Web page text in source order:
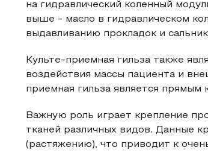
на гидравлический коленный
выше - масло в гидравлическом
выдавливанию прокладок и
Культе-приемная гильза также
воздействия массы пациента и
приемная гильза является прямым
Важную роль играет крепление
тканей различных видов. Данные
(растяжению), что приводит к